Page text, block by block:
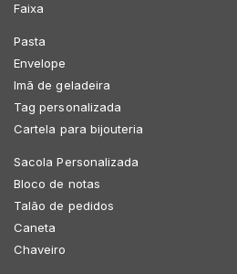
Faixa
Pasta
Envelope
Imã de geladeira
Tag personalizada
Cartela para bijouteria
Sacola Personalizada
Bloco de notas
Talão de pedidos
Caneta
Chaveiro